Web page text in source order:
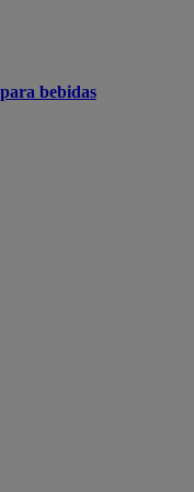
bebidas